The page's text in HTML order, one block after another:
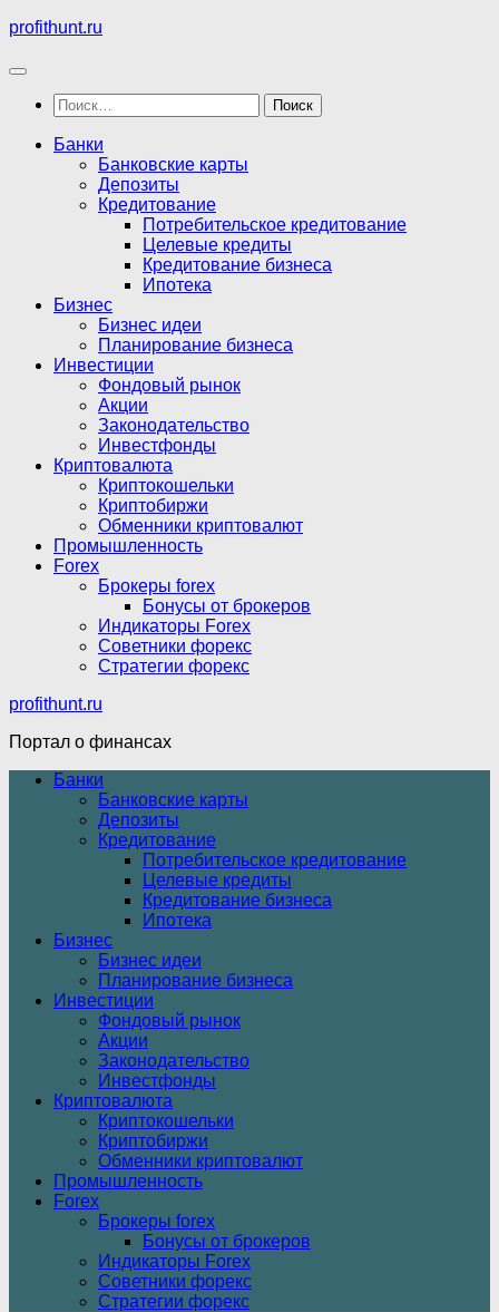
Перейти
содержимому
profithunt.ru
Найти:
Банки
Банковские карты
Депозиты
Кредитование
Потребительское кредитование
Целевые кредиты
Кредитование бизнеса
Ипотека
Бизнес
Бизнес идеи
Планирование бизнеса
Инвестиции
Фондовый рынок
Акции
Законодательство
Инвестфонды
Криптовалюта
Криптокошельки
Криптобиржи
Обменники криптовалют
Промышленность
Forex
Брокеры forex
Бонусы от брокеров
Индикаторы Forex
Советники форекс
Стратегии форекс
profithunt.ru
Портал о финансах
Банки
Банковские карты
Депозиты
Кредитование
Потребительское кредитование
Целевые кредиты
Кредитование бизнеса
Ипотека
Бизнес
Бизнес идеи
Планирование бизнеса
Инвестиции
Фондовый рынок
Акции
Законодательство
Инвестфонды
Криптовалюта
Криптокошельки
Криптобиржи
Обменники криптовалют
Промышленность
Forex
Брокеры forex
Бонусы от брокеров
Индикаторы Forex
Советники форекс
Стратегии форекс